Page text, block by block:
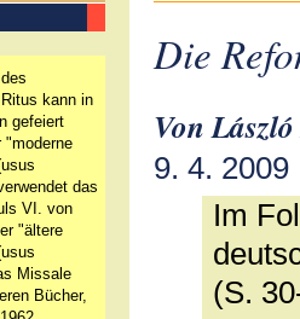
kann in
gefeiert
"moderne
das
VI. von
"ältere
Missale
Bücher,
Die
Von
9. 4. 2009
Im
(S.